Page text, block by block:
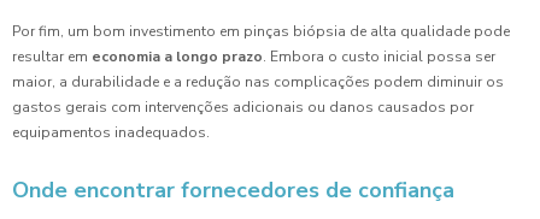
Por fim, um bom investimento em pinças biópsia de alta qualidade pode
resultar em economia a longo prazo. Embora o custo inicial possa ser
maior, a durabilidade e a redução nas complicações podem diminuir os
gastos gerais com intervenções adicionais ou danos causados por
equipamentos inadequados.
Onde encontrar fornecedores de confiança